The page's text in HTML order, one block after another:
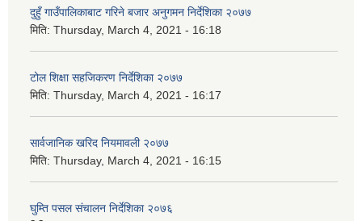
दुहुँ गाउँपालिकाबाट गरिने बजार अनुगमन निर्देशिका २०७७
मिति: Thursday, March 4, 2021 - 16:18
टोल शिक्षा सहजिकरण निर्देशिका २०७७
मिति: Thursday, March 4, 2021 - 16:17
सार्वजानिक खरिद नियमावली २०७७
मिति: Thursday, March 4, 2021 - 16:15
घुम्ति पसल संचालन निर्देशिका २०७६